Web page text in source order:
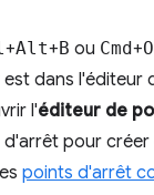
+Alt+B ou Cmd+
dans l'éditeur
l'éditeur de
pour créer
points d'arrêt